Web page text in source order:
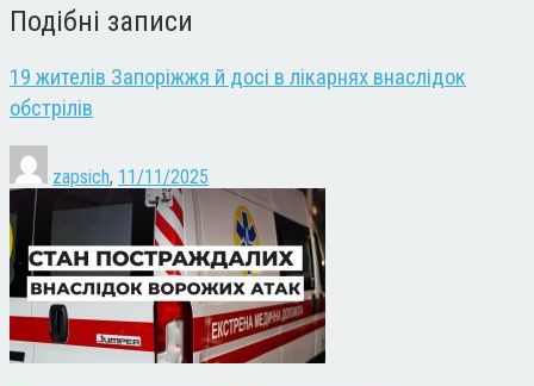
Подібні записи
19 жителів Запоріжжя й досі в лікарнях внаслідок
обстрілів
zapsich, 11/11/2025